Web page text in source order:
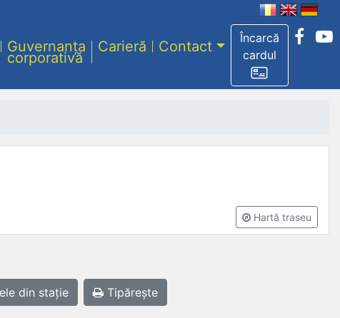
Încarcă
cardul
Guvernanța
corporativă
Carieră Contact
Hartă traseu
din stație Tipărește